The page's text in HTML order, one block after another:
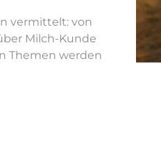
vermittelt: von
Milch-Kunde
Themen werden